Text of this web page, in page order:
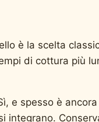
è la scelta
di cottura più
e spesso è
integrano.